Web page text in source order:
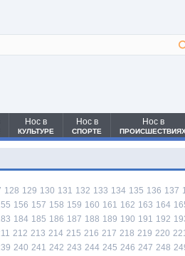
Нос в
КУЛЬТУРЕ
Нос в
СПОРТЕ
Нос в
ПРОИСШЕСТВИЯХ
128 129 130 131 132 133 134 135 136 137
156 157 158 159 160 161 162 163 164
184 185 186 187 188 189 190 191 192
212 213 214 215 216 217 218 219 220
240 241 242 243 244 245 246 247 248